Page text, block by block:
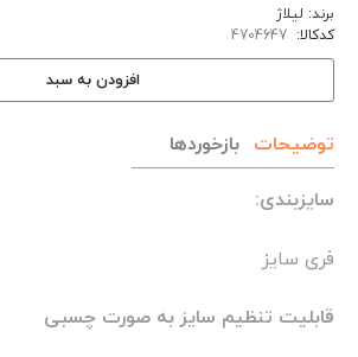
برند: لیلاژ
کدکالا:
افزودن به سبد
توضیحات بازخوردها
سایزبندی:
فری سایز
قابلیت تنظیم سایز به صورت چسبی